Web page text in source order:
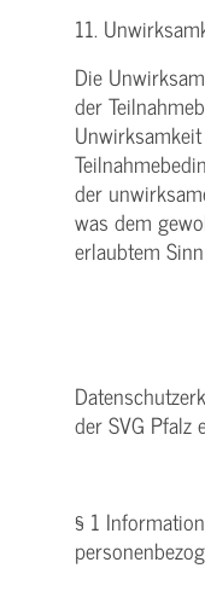
11.
Die
der
der
was dem
erlaubtem
der SVG Pfalz
§ 1